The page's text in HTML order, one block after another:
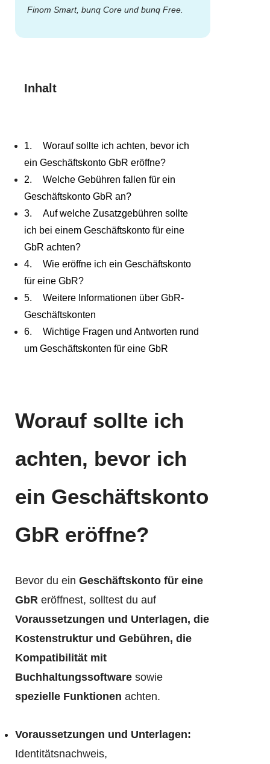
Finom Smart, bunq Core und bunq Free.
Inhalt
Worauf sollte ich achten, bevor ich
ein Geschäftskonto GbR eröffne?
Welche Gebühren fallen für ein
Geschäftskonto GbR an?
Auf welche Zusatzgebühren sollte
ich bei einem Geschäftskonto für eine
GbR achten?
Wie eröffne ich ein Geschäftskonto
für eine GbR?
Weitere Informationen über GbR-
Geschäftskonten
Wichtige Fragen und Antworten rund
um Geschäftskonten für eine GbR
Worauf sollte ich
achten, bevor ich
ein Geschäftskonto
GbR eröffne?
Bevor du einGeschäftskonto für eine
GbR eröffnest, solltest du auf
Voraussetzungen und Unterlagen, die
Kostenstruktur und Gebühren, die
Kompatibilität mit
Buchhaltungssoftware sowie
spezielle Funktionen achten.
Voraussetzungen und Unterlagen:
Identitätsnachweis,